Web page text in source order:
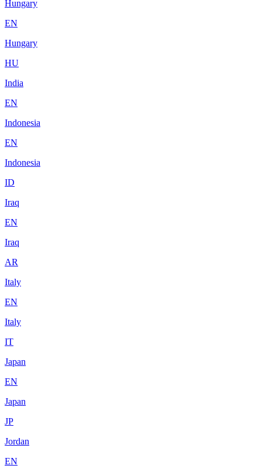
Hungary
EN
Hungary
HU
India
EN
Indonesia
EN
Indonesia
ID
Iraq
EN
Iraq
AR
Italy
EN
Italy
IT
Japan
EN
Japan
JP
Jordan
EN